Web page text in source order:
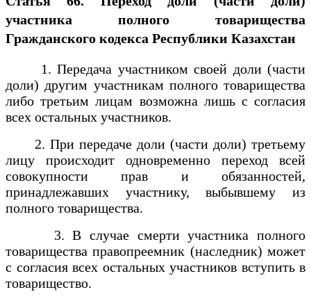
участника полного товарищества
Гражданского кодекса Республики Казахстан
1. Передача участником своей доли (части
доли) другим участникам полного товарищества
либо третьим лицам возможна лишь с согласия
всех остальных участников.
2. При передаче доли (части доли) третьему
лицу происходит одновременно переход всей
совокупности прав и обязанностей,
принадлежавших участнику, выбывшему из
полного товарищества.
3. В случае смерти участника полного
товарищества правопреемник (наследник) может
с согласия всех остальных участников вступить в
товарищество.